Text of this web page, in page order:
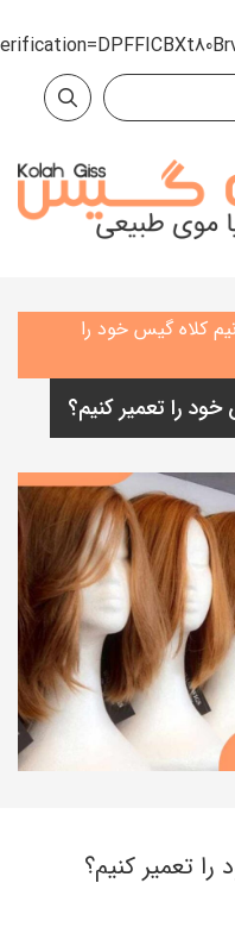
کلاه گیس خود را
را تعمیر کنیم؟
تعمیر کنیم؟